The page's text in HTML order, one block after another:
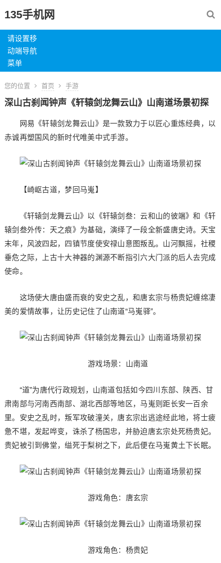
135手机网
请设置移
动端导航
菜单
您的位置 首页 手游
深山古刹闻钟声《轩辕剑龙舞云山》山南道场景初探
网易《轩辕剑龙舞云山》是一款致力于以匠心重炼经典，以
赤诚再塑国风的新时代唯美中式手游。
【崎岖古道，梦回马嵬】
《轩辕剑龙舞云山》以《轩辕剑叁：云和山的彼端》和《轩
辕剑叁外传：天之痕》为基础，演绎了一段全新盛唐史诗。天宝
末年，风波四起，四镇节度使安禄山意图叛乱。山河飘摇，社稷
垂危之际，上古十大神器的渊源不断指引六大门派的后人去完成
使命。
这场使大唐由盛而衰的安史之乱，和唐玄宗与杨贵妃缠绵凄
美的爱情故事，让历史记住了山南道“马嵬驿”。
游戏场景：山南道
“道”为唐代行政规划，山南道包括如今四川东部、陕西、甘
肃南部与河南西南部、湖北西部等地区，马嵬则距长安一百余
里。安史之乱时，叛军攻破潼关，唐玄宗出逃途经此地，将士疲
惫不堪，发起哗变，诛杀了杨国忠，并胁迫唐玄宗处死杨贵妃。
贵妃被引到佛堂，缢死于梨树之下，此后便在马嵬黄土下长眠。
游戏角色：唐玄宗
游戏角色：杨贵妃